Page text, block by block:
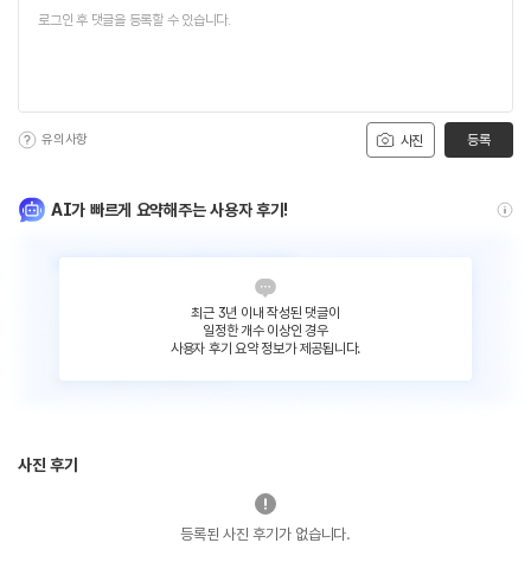
사진
유의사항 등록
AI가 빠르게 요약해주는 사용자 후기!
최근 3년 이내 작성된 댓글이
일정한 개수 이상인 경우
사용자 후기 요약 정보가 제공됩니다.
사진 후기
등록된 사진 후기가 없습니다.